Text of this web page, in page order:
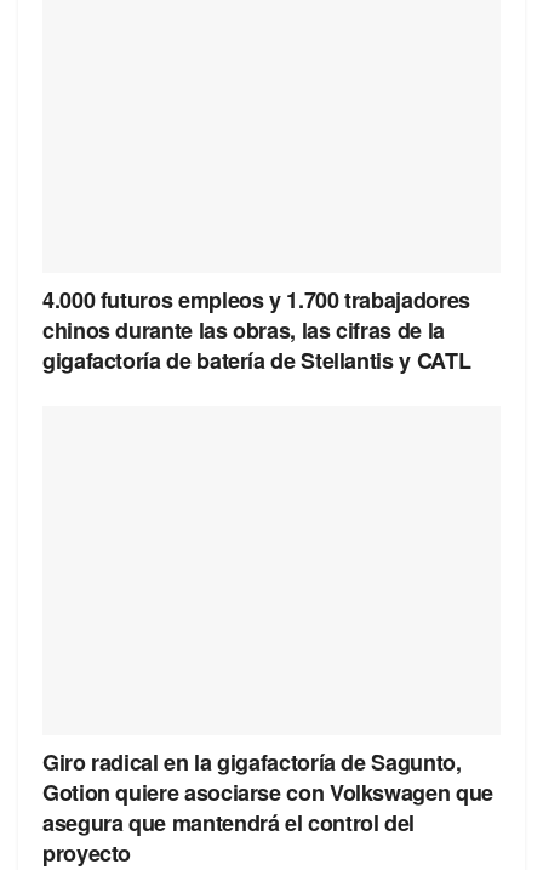
4.000 futuros empleos y 1.700 trabajadores
chinos durante las obras, las cifras de la
gigafactoría de batería de Stellantis y CATL
Giro radical en la gigafactoría de Sagunto,
Gotion quiere asociarse con Volkswagen que
asegura que mantendrá el control del
proyecto